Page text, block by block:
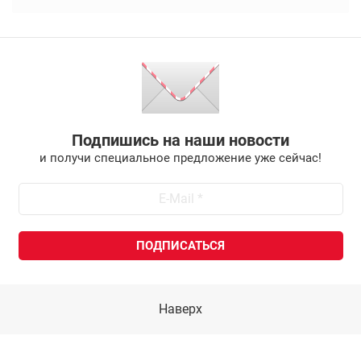
Подпишись на наши новости
и получи специальное предложение уже сейчас!
Наверх